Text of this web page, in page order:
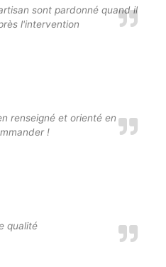
sont pardonné quand il
l'intervention
renseigné et orienté en
!
qualité